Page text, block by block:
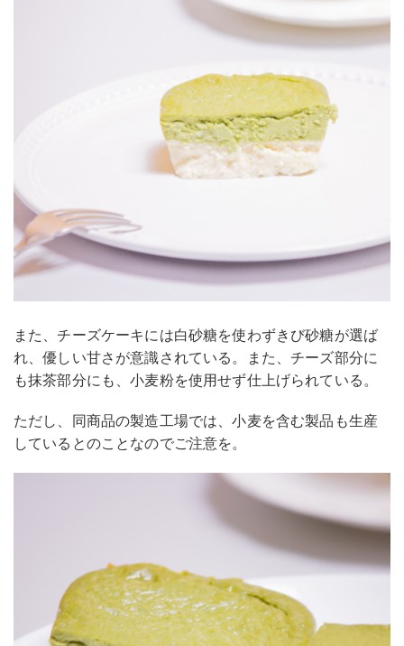
また、チーズケーキには白砂糖を使わずきび砂糖が選ば
れ、優しい甘さが意識されている。また、チーズ部分に
も抹茶部分にも、小麦粉を使用せず仕上げられている。
ただし、同商品の製造工場では、小麦を含む製品も生産
しているとのことなのでご注意を。